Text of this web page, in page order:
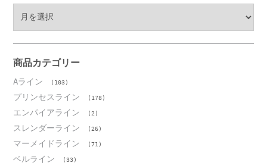
ブ
商品カテゴリー
Aライン (103)
プリンセスライン (178)
エンパイアライン (2)
スレンダーライン (26)
マーメイドライン (71)
ベルライン (33)